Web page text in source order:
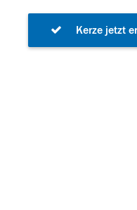
Kerze jetzt